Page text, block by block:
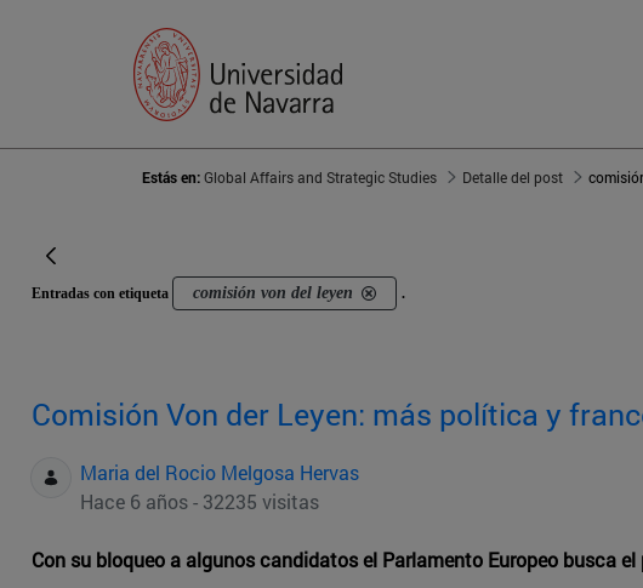
Estás en:Global Affairs and Strategic Studies Detalle del post
Entradas con etiqueta comisión von del leyen .
Comisión Von der Leyen: más política y
Maria del Rocio Melgosa Hervas
Hace 6 años - 32235 visitas
Con su bloqueo a algunos candidatos el Parlamento Europeo busca